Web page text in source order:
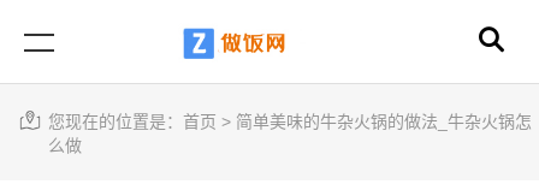
您现在的位置是： 首页 > 简单美味的牛杂火锅的做法_牛杂火锅怎
么做